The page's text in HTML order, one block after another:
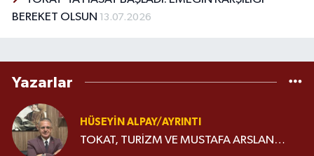
BEREKET OLSUN 13.07.2026
Yazarlar
HÜSEYIN ALPAY/AYRINTI
TOKAT, TURİZM VE MUSTAFA ARSLAN…